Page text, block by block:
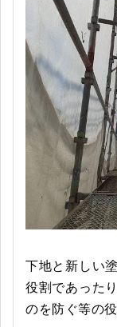
下地と新しい
役割であった
のを防ぐ等の